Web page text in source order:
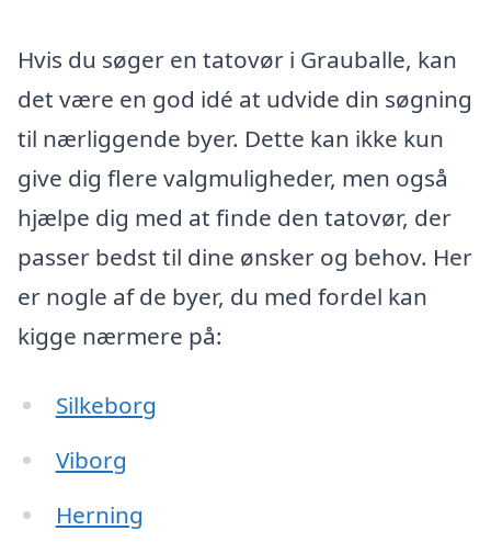
Hvis du søger en tatovør i Grauballe, kan
det være en god idé at udvide din søgning
til nærliggende byer. Dette kan ikke kun
give dig flere valgmuligheder, men også
hjælpe dig med at finde den tatovør, der
passer bedst til dine ønsker og behov. Her
er nogle af de byer, du med fordel kan
kigge nærmere på:
Silkeborg
Viborg
Herning